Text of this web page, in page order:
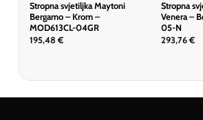
Stropna svjetiljka Maytoni
Bergamo – Krom –
MOD613CL-04GR
195,48 €
Stropna
Venera –
05-N
293,76 €